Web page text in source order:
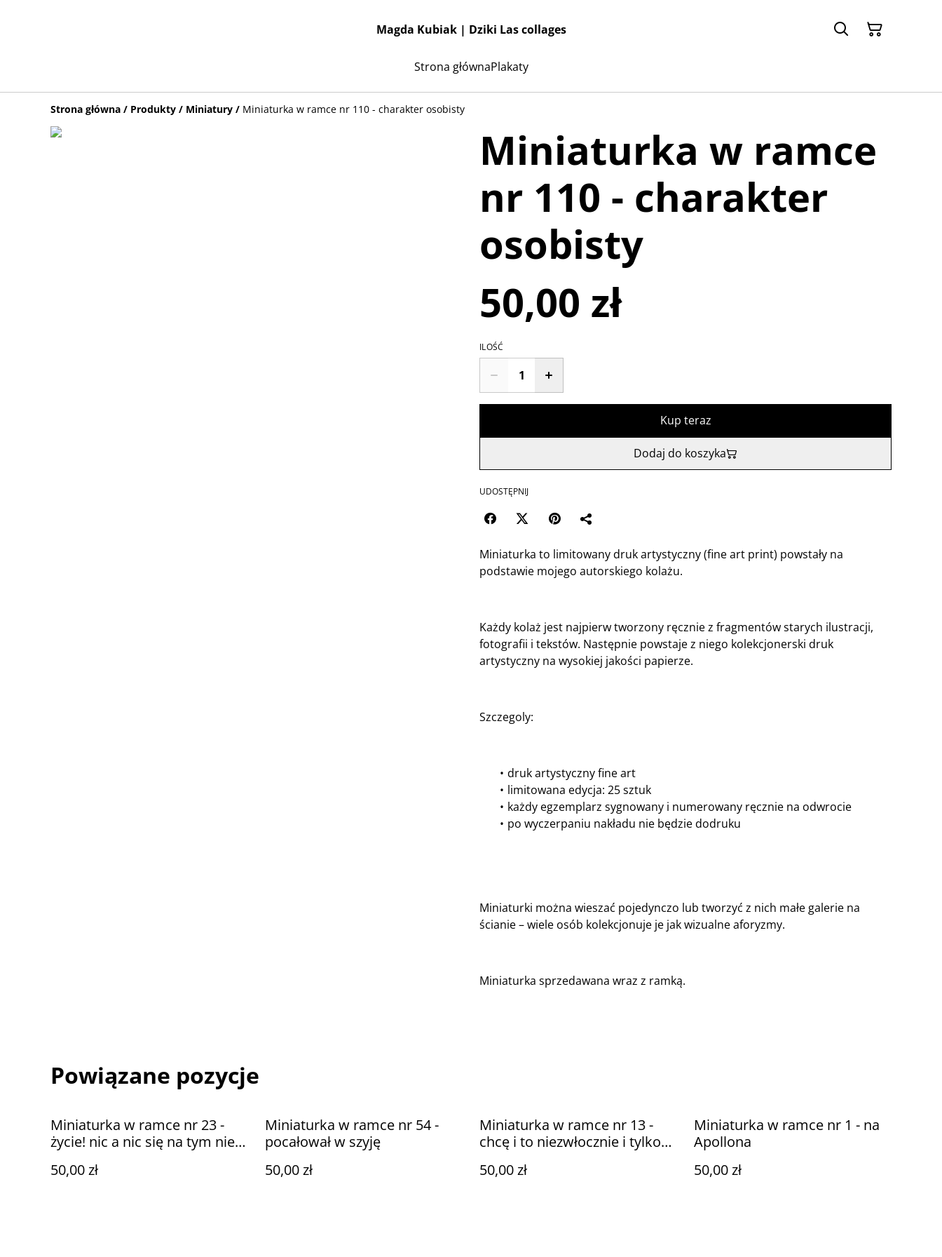
Magda Kubiak | Dziki Las collages
Strona głównaPlakaty
Strona główna / Produkty / Miniatury / Miniaturka w ramce nr 110 - charakter osobisty
Miniaturka w ramce
nr 110 - charakter
osobisty
50,00 zł
ILOŚĆ
Kup teraz
Dodaj do koszyka
UDOSTĘPNIJ
Miniaturka to limitowany druk artystyczny (fine art print) powstały na
podstawie mojego autorskiego kolażu.
Każdy kolaż jest najpierw tworzony ręcznie z fragmentów starych ilustracji,
fotografii i tekstów. Następnie powstaje z niego kolekcjonerski druk
artystyczny na wysokiej jakości papierze.
Szczegoly:
druk artystyczny fine art
limitowana edycja: 25 sztuk
każdy egzemplarz sygnowany i numerowany ręcznie na odwrocie
po wyczerpaniu nakładu nie będzie dodruku
Miniaturki można wieszać pojedynczo lub tworzyć z nich małe galerie na
ścianie – wiele osób kolekcjonuje je jak wizualne aforyzmy.
Miniaturka sprzedawana wraz z ramką.
Powiązane pozycje
Miniaturka w ramce nr 23 -
życie! nic a nic się na tym nie
50,00 zł
Miniaturka w ramce nr 54 -
pocałował w szyję
50,00 zł
Miniaturka w ramce nr 13 -
chcę i to niezwłocznie i tylko
50,00 zł
Miniaturka w ramce nr 1 - na
Apollona
50,00 zł